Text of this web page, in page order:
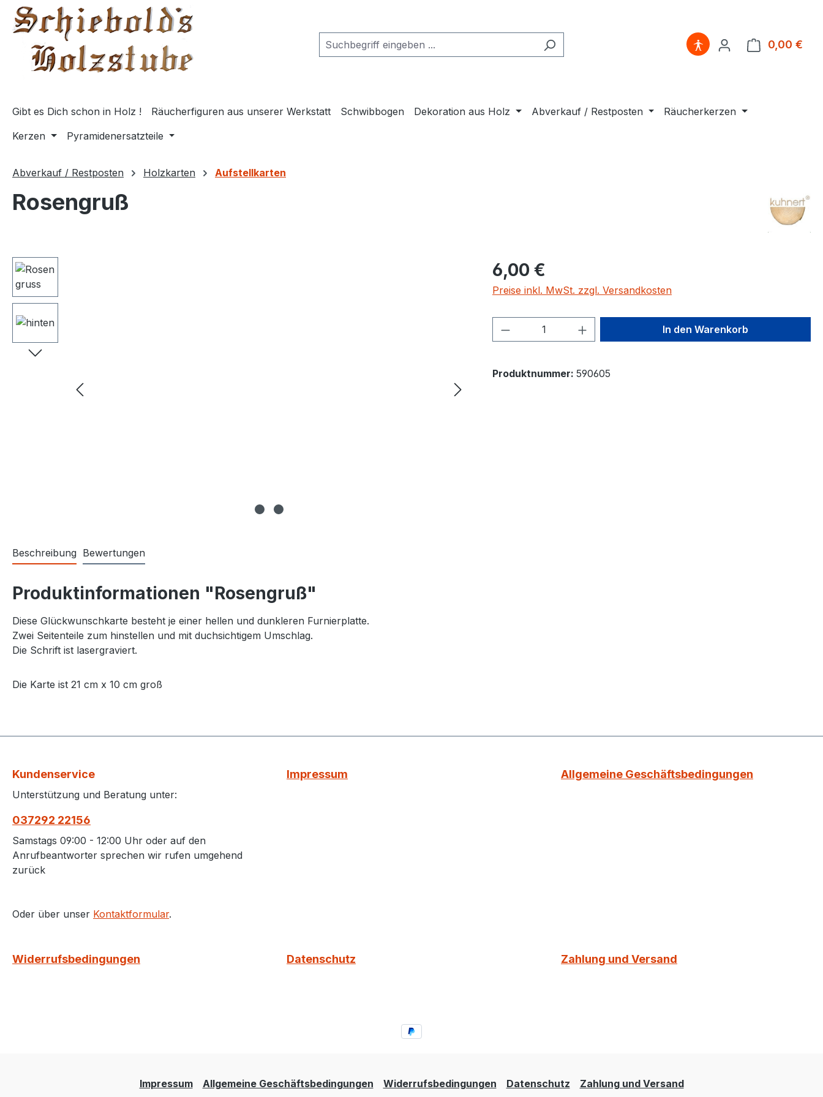
Zur Hauptnavigation springen
0,00 €
Gibt es Dich schon in Holz ! Räucherfiguren aus unserer Werkstatt Schwibbogen Dekoration aus Holz Abverkauf / Restposten
Räucherkerzen
Kerzen
Pyramidenersatzteile
Abverkauf / Restposten Holzkarten Aufstellkarten
Rosengruß
Bildergalerie überspringen 6,00 €
Preise inkl. MwSt. zzgl. Versandkosten
Produkt Anzahl: Gib den gewünschten Wert
In den Warenkorb
Produktnummer: 590605
Beschreibung Bewertungen
Produktinformationen "Rosengruß"
Diese Glückwunschkarte besteht je einer hellen und dunkleren Furnierplatte.
Zwei Seitenteile zum hinstellen und mit duchsichtigem Umschlag.
Die Schrift ist lasergraviert.
Die Karte ist 21 cm x 10 cm groß
Kundenservice
Unterstützung und Beratung unter:
037292 22156
Samstags 09:00 - 12:00 Uhr oder auf den
Anrufbeantworter sprechen wir rufen umgehend
zurück
Oder über unser Kontaktformular.
Impressum Allgemeine Geschäftsbedingungen
Widerrufsbedingungen Datenschutz Zahlung und Versand
Impressum Allgemeine Geschäftsbedingungen Widerrufsbedingungen Datenschutz Zahlung und Versand